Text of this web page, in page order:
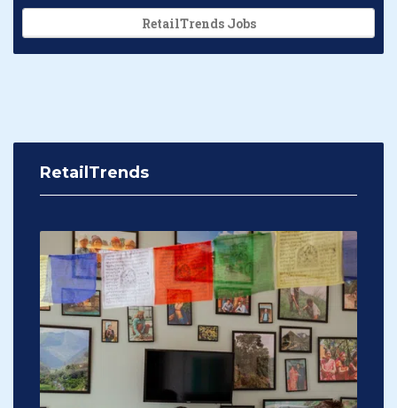
RetailTrends Jobs
RetailTrends